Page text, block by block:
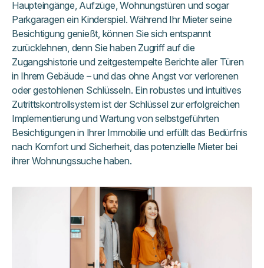
Haupteingänge, Aufzüge, Wohnungstüren und sogar
Parkgaragen ein Kinderspiel. Während Ihr Mieter seine
Besichtigung genießt, können Sie sich entspannt
zurücklehnen, denn Sie haben Zugriff auf die
Zugangshistorie und zeitgestempelte Berichte aller Türen
in Ihrem Gebäude – und das ohne Angst vor verlorenen
oder gestohlenen Schlüsseln. Ein robustes und intuitives
Zutrittskontrollsystem ist der Schlüssel zur erfolgreichen
Implementierung und Wartung von selbstgeführten
Besichtigungen in Ihrer Immobilie und erfüllt das Bedürfnis
nach Komfort und Sicherheit, das potenzielle Mieter bei
ihrer Wohnungssuche haben.